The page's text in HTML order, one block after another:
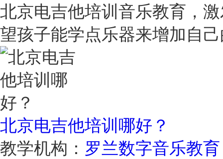
北京电吉他培训音乐教育，
望孩子能学点乐器来增加自
北京电吉他培训哪好？
教学机构： 罗兰数字音乐教育